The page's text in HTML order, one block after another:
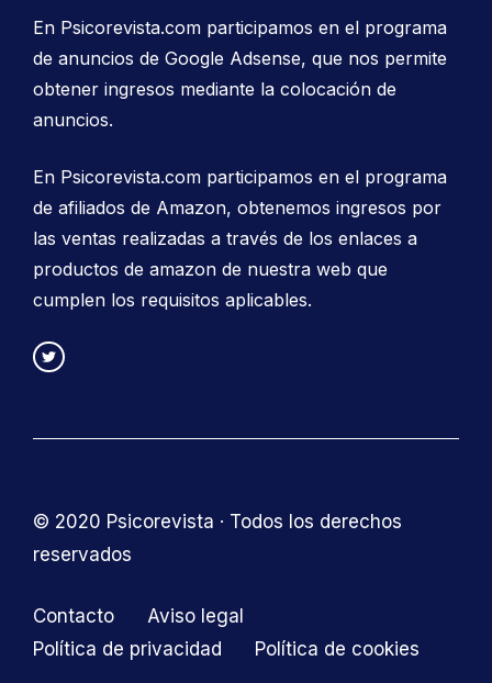
En Psicorevista.com participamos en el programa
de anuncios de Google Adsense, que nos permite
obtener ingresos mediante la colocación de
anuncios.
En Psicorevista.com participamos en el programa
de afiliados de Amazon, obtenemos ingresos por
las ventas realizadas a través de los enlaces a
productos de amazon de nuestra web que
cumplen los requisitos aplicables.
© 2020 Psicorevista · Todos los derechos
reservados
Contacto
Aviso legal
Política de privacidad
Política de cookies